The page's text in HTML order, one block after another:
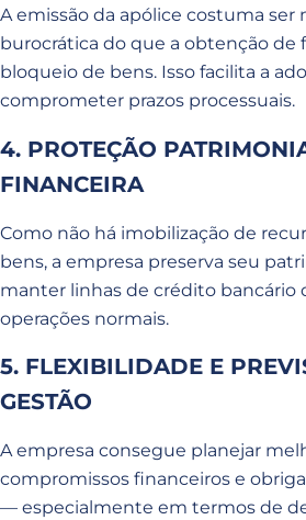
A emissão da apólice costuma ser
burocrática do que a obtenção de
bloqueio de bens. Isso facilita a
comprometer prazos processuais.
4. PROTEÇÃO
FINANCEIRA
Como não há imobilização de
bens, a empresa preserva seu
manter linhas de crédito bancário
operações normais.
5. FLEXIBILIDADE E
GESTÃO
A empresa consegue planejar
compromissos financeiros e
— especialmente em termos de